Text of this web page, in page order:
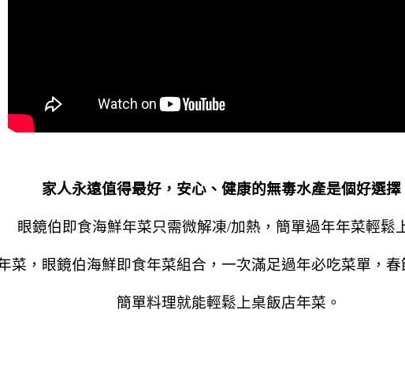
家人永遠值得最好，安心、健康的無毒水產是個好選擇
眼鏡伯即食海鮮年菜只需微解凍/加熱，簡單過年年菜輕鬆
菜，眼鏡伯海鮮即食年菜組合，一次滿足過年必吃菜單，
簡單料理就能輕鬆上桌飯店年菜。